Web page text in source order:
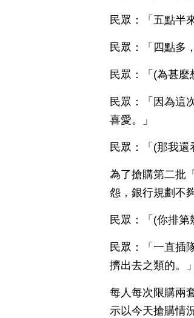
民眾：「五點半
民眾：「四點多
民眾：「(為甚麼
民眾：「因為這
喜愛。」
民眾：「(那我還
為了搶購第二批
怨，銀行規劃不
民眾：「(你排第
民眾：「一直插
擠出去之類的。」
每人每次限購兩
示以今天搶購情